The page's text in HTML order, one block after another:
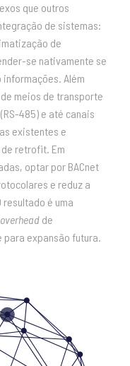
que outros
de sistemas:
de
se nativamente se
Além
meios de transporte
485) e até canais
existentes e
retrofit. Em
optar por BACnet
e reduz a
é uma
overhead de
para expansão futura.